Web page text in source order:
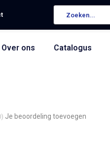
Over ons Catalogus
Je beoordeling toevoegen